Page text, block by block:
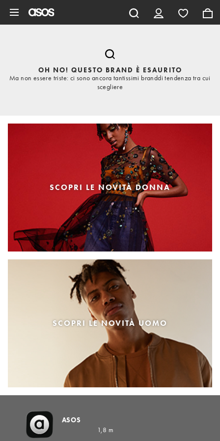
OH NO! QUESTO BRAND È ESAURITO
Ma non essere triste: ci sono ancora tantissimi branddi tendenza tra cui
scegliere
SCOPRI LE NOVITÀ DONNA
SCOPRI LE NOVITÀ UOMO
ASOS
1,8 m